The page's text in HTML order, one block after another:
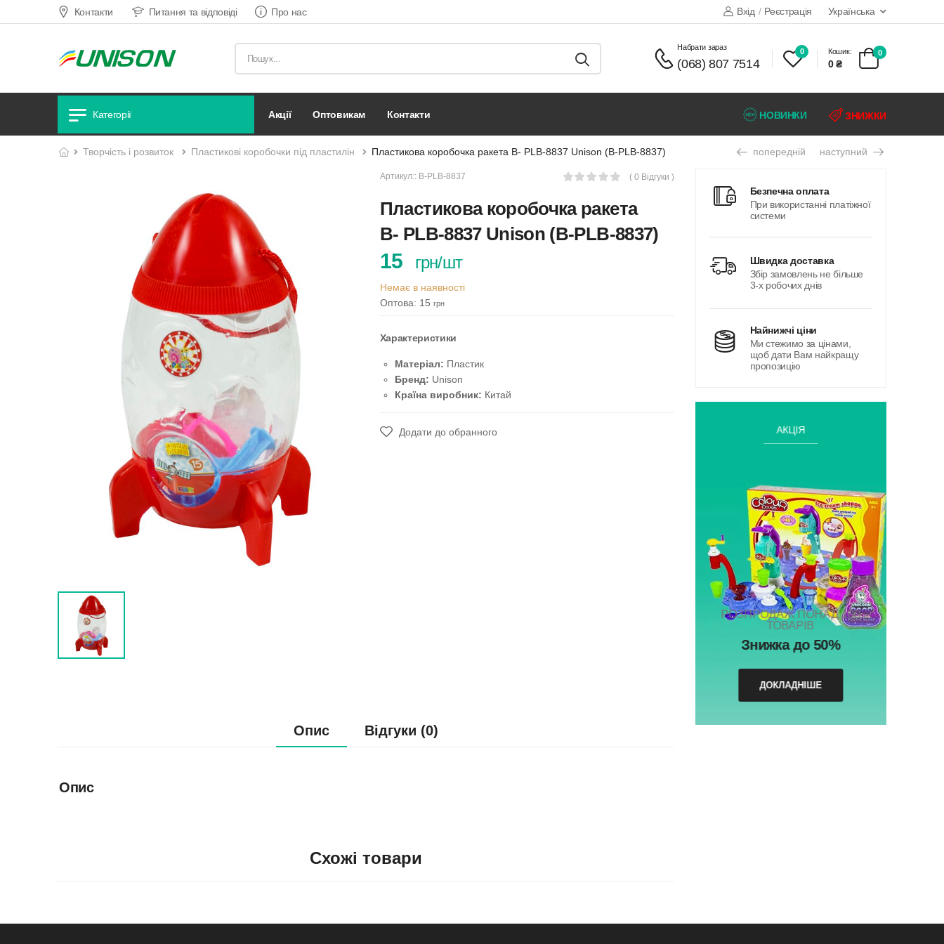
Контакти Питання та відповіді Про нас Вхід / Реєстрація Українська
набрати зараз
(068) 807 7514
0 Кошик:
0 ₴
0
Категорії акції оптовикам контакти НОВИНКИ ЗНИЖКИ
творчість і розвиток пластикові коробочки під пластилін Пластикова коробочка ракета B- PLB-8837 Unison (B-PLB-8837) попередній наступний
безпечна оплата
При використанні платіжної
системи
швидка доставка
Збір замовлень не більше
3-х робочих днів
найнижчі ціни
Ми стежимо за цінами,
щоб дати Вам найкращу
пропозицію
АКЦІЯ
РОЗПРОДАЖ ПОНАД 100
ТОВАРІВ
Знижка до 50%
ДОКЛАДНІШЕ
Артикул:: B-PLB-8837 ( 0 Відгуки )
Пластикова коробочка ракета
B- PLB-8837 Unison (B-PLB-8837)
15 грн/шт
Немає в наявності
Оптова: 15 грн
Характеристики
Матеріал: Пластик
Бренд: Unison
Країна виробник: Китай
Додати до обранного
Опис Відгуки (0)
Опис
Схожі товари